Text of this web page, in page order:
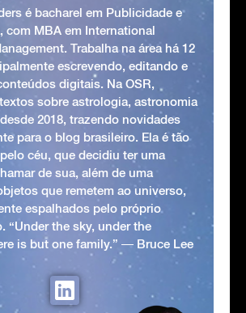
é bacharel em Publicidade e
com MBA em International
Trabalha na área há 12
escrevendo, editando e
digitais. Na OSR,
sobre astrologia, astronomia
2018, trazendo novidades
para o blog brasileiro. Ela é tão
céu, que decidiu ter uma
de sua, além de uma
que remetem ao universo,
espalhados pelo próprio
“Under the sky, under the
is but one family.” ― Bruce Lee